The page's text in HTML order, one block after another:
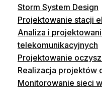
Storm System Design
Projektowanie stacji
Analiza i
telekomunikacyjnych
Projektowanie
Realizacja projektów
Monitorowanie sieci